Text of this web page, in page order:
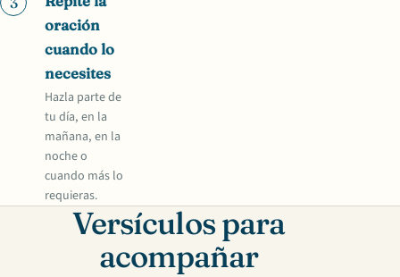
oración
cuando lo
necesites
Hazla parte de
tu día, en la
mañana, en la
noche o
cuando más lo
requieras.
Versículos para
acompañar